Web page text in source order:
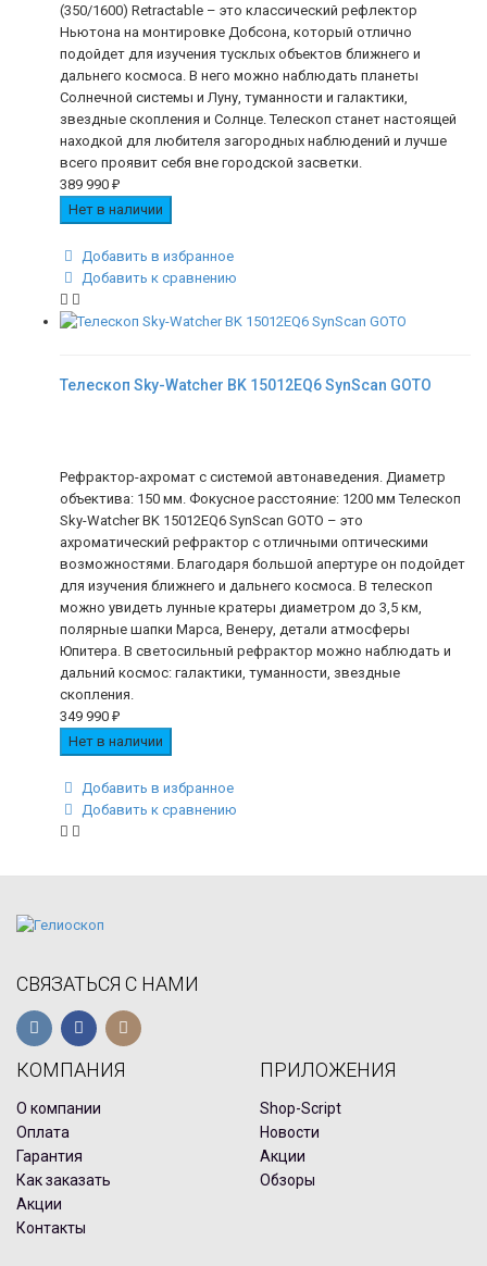
(350/1600) Retractable – это классический рефлектор
Ньютона на монтировке Добсона, который отлично
подойдет для изучения тусклых объектов ближнего и
дальнего космоса. В него можно наблюдать планеты
Солнечной системы и Луну, туманности и галактики,
звездные скопления и Солнце. Телескоп станет настоящей
находкой для любителя загородных наблюдений и лучше
всего проявит себя вне городской засветки.
389 990 ₽
Нет в наличии
Добавить в избранное
Добавить к сравнению
Телескоп Sky-Watcher BK 15012EQ6 SynScan GOTO
Рефрактор-ахромат с системой автонаведения. Диаметр
объектива: 150 мм. Фокусное расстояние: 1200 мм Телескоп
Sky-Watcher BK 15012EQ6 SynScan GOTO – это
ахроматический рефрактор с отличными оптическими
возможностями. Благодаря большой апертуре он подойдет
для изучения ближнего и дальнего космоса. В телескоп
можно увидеть лунные кратеры диаметром до 3,5 км,
полярные шапки Марса, Венеру, детали атмосферы
Юпитера. В светосильный рефрактор можно наблюдать и
дальний космос: галактики, туманности, звездные
скопления.
349 990 ₽
Нет в наличии
Добавить в избранное
Добавить к сравнению
СВЯЗАТЬСЯ С НАМИ
КОМПАНИЯ
О компании
Оплата
Гарантия
Как заказать
Акции
Контакты
ПРИЛОЖЕНИЯ
Shop-Script
Новости
Акции
Обзоры